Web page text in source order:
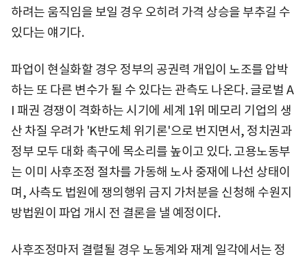
하려는 움직임을 보일 경우 오히려 가격 상승을 부추길 수
있다는 얘기다.
파업이 현실화할 경우 정부의 공권력 개입이 노조를 압박
하는 또 다른 변수가 될 수 있다는 관측도 나온다. 글로벌 A
I 패권 경쟁이 격화하는 시기에 세계 1위 메모리 기업의 생
산 차질 우려가 'K반도체 위기론'으로 번지면서, 정치권과
정부 모두 대화 촉구에 목소리를 높이고 있다. 고용노동부
는 이미 사후조정 절차를 가동해 노사 중재에 나선 상태이
며, 사측도 법원에 쟁의행위 금지 가처분을 신청해 수원지
방법원이 파업 개시 전 결론을 낼 예정이다.
사후조정마저 결렬될 경우 노동계와 재계 일각에서는 정